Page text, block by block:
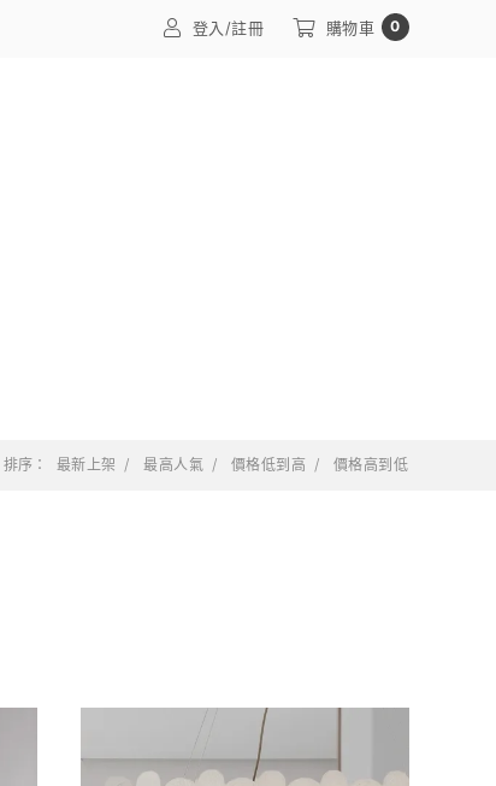
登入/註冊 購物車 0
序： 最新上架 最高人氣 價格低到高 價格高到低